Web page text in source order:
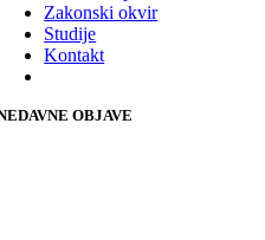
Zakonski okvir
Studije
Kontakt
OBJAVE